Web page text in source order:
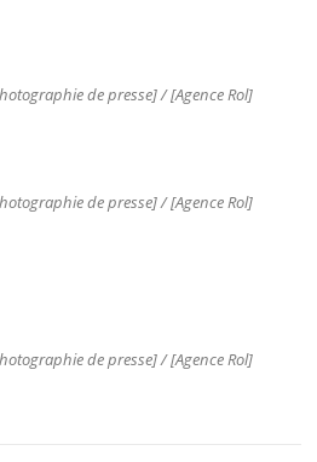
de presse] / [Agence Rol]
de presse] / [Agence Rol]
de presse] / [Agence Rol]